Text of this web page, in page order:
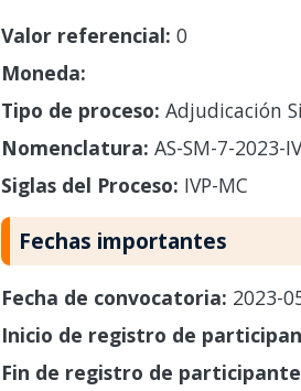
Valor referencial: 0
Moneda:
Tipo de proceso: Adjudicación
Nomenclatura: AS-SM-7-2023-
Siglas del Proceso: IVP-MC
Fechas importantes
Fecha de convocatoria: 2023-
Inicio de registro de
Fin de registro de